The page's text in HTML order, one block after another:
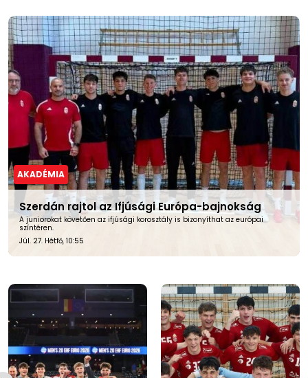
AKADÉMIA
Szerdán rajtol az Ifjúsági Európa-bajnokság
A juniorokat követően az ifjúsági korosztály is bizonyíthat az európai
színtéren.
Júl. 27. Hétfő, 10:55